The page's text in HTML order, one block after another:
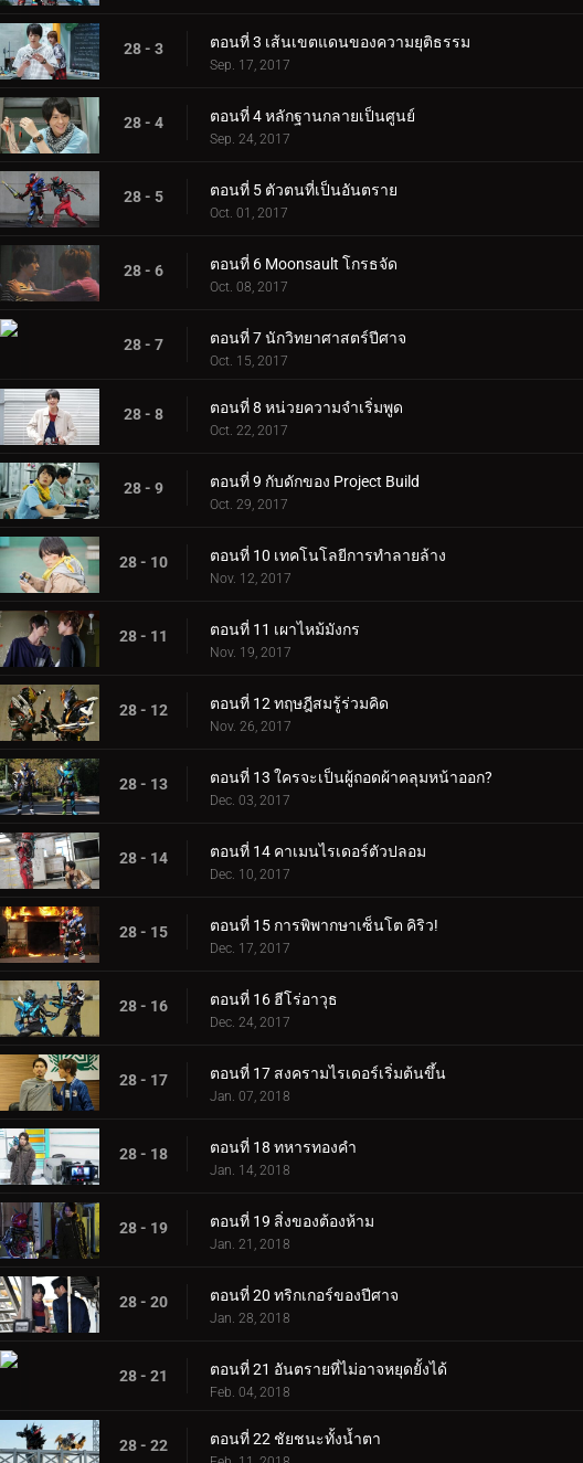
28 - 3 ตอนที่ 3 เส้นเขตแดนของความยุติธรรม
Sep. 17, 2017
28 - 4 ตอนที่ 4 หลักฐานกลายเป็นศูนย์
Sep. 24, 2017
28 - 5 ตอนที่ 5 ตัวตนที่เป็นอันตราย
Oct. 01, 2017
28 - 6 ตอนที่ 6 Moonsault โกรธจัด
Oct. 08, 2017
28 - 7 ตอนที่ 7 นักวิทยาศาสตร์ปีศาจ
Oct. 15, 2017
28 - 8 ตอนที่ 8 หน่วยความจำเริ่มพูด
Oct. 22, 2017
28 - 9 ตอนที่ 9 กับดักของ Project Build
Oct. 29, 2017
28 - 10 ตอนที่ 10 เทคโนโลยีการทำลายล้าง
Nov. 12, 2017
28 - 11 ตอนที่ 11 เผาไหม้มังกร
Nov. 19, 2017
28 - 12 ตอนที่ 12 ทฤษฎีสมรู้ร่วมคิด
Nov. 26, 2017
28 - 13 ตอนที่ 13 ใครจะเป็นผู้ถอดผ้าคลุมหน้าออก?
Dec. 03, 2017
28 - 14 ตอนที่ 14 คาเมนไรเดอร์ตัวปลอม
Dec. 10, 2017
28 - 15 ตอนที่ 15 การพิพากษาเซ็นโต คิริว!
Dec. 17, 2017
28 - 16 ตอนที่ 16 ฮีโร่อาวุธ
Dec. 24, 2017
28 - 17 ตอนที่ 17 สงครามไรเดอร์เริ่มต้นขึ้น
Jan. 07, 2018
28 - 18 ตอนที่ 18 ทหารทองคำ
Jan. 14, 2018
28 - 19 ตอนที่ 19 สิ่งของต้องห้าม
Jan. 21, 2018
28 - 20 ตอนที่ 20 ทริกเกอร์ของปีศาจ
Jan. 28, 2018
28 - 21 ตอนที่ 21 อันตรายที่ไม่อาจหยุดยั้งได้
Feb. 04, 2018
28 - 22 ตอนที่ 22 ชัยชนะทั้งน้ำตา